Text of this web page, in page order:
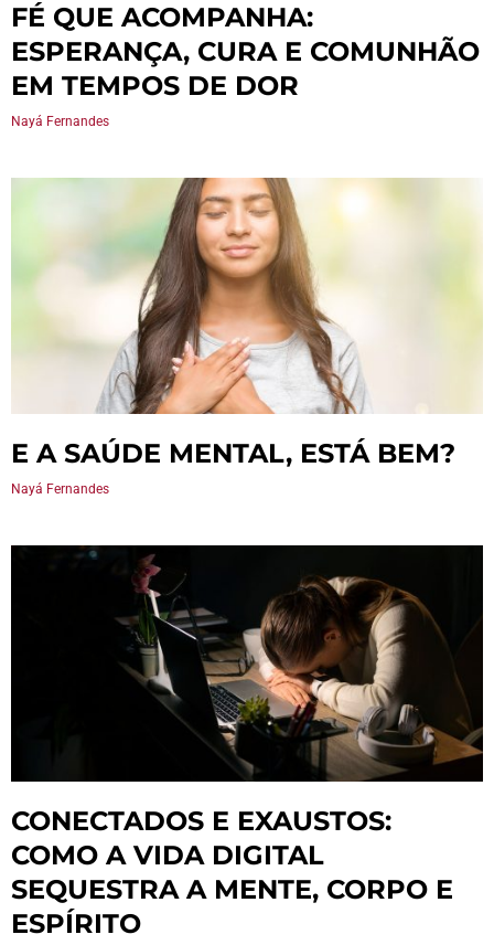
FÉ QUE ACOMPANHA:
ESPERANÇA, CURA E COMUNHÃO
EM TEMPOS DE DOR
Nayá Fernandes
E A SAÚDE MENTAL, ESTÁ BEM?
Nayá Fernandes
CONECTADOS E EXAUSTOS:
COMO A VIDA DIGITAL
SEQUESTRA A MENTE, CORPO E
ESPÍRITO